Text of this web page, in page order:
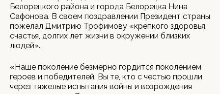
Белорецкого района и города Белорецка Нина
Сафонова. В своем поздравлении Президент страны
пожелал Дмитрию Трофимову «крепкого здоровья,
счастья, долгих лет жизни в окружении близких
людей».
«Наше поколение безмерно гордится поколением
героев и победителей. Вы те, кто с честью прошли
через тяжелые испытания войны и возрождения